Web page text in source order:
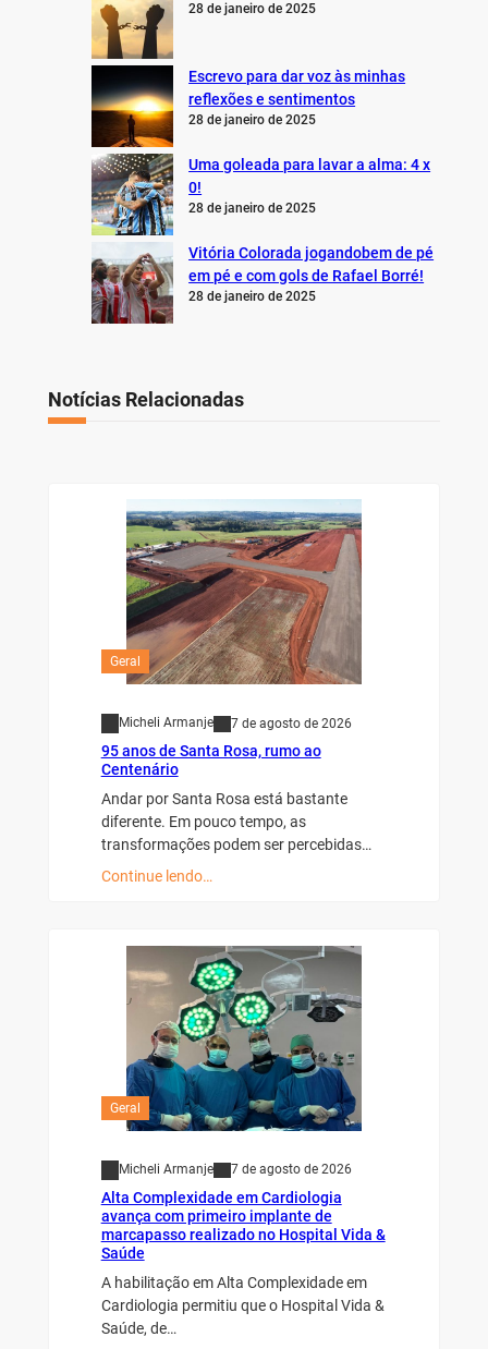
28 de janeiro de 2025
Escrevo para dar voz às minhas
reflexões e sentimentos
28 de janeiro de 2025
Uma goleada para lavar a alma: 4 x
0!
28 de janeiro de 2025
Vitória Colorada jogandobem de pé
em pé e com gols de Rafael Borré!
28 de janeiro de 2025
Notícias Relacionadas
Geral
Micheli Armanje 7 de agosto de 2026
95 anos de Santa Rosa, rumo ao
Centenário
Andar por Santa Rosa está bastante
diferente. Em pouco tempo, as
transformações podem ser percebidas…
Continue lendo…
Geral
Micheli Armanje 7 de agosto de 2026
Alta Complexidade em Cardiologia
avança com primeiro implante de
marcapasso realizado no Hospital Vida &
Saúde
A habilitação em Alta Complexidade em
Cardiologia permitiu que o Hospital Vida &
Saúde, de…